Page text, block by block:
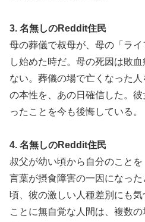
3. 名無しのReddit住民
母の葬儀で叔母が、母の「ラ
し始めた時だ。母の死因は敗
ない。葬儀の場で亡くなった
の本性を、あの日確信した。
ったことを今も後悔している。
4. 名無しのReddit住民
叔父が幼い頃から自分のこと
言葉が摂食障害の一因になっ
頃、彼の激しい人種差別にも
ことに無自覚な人間は、複数